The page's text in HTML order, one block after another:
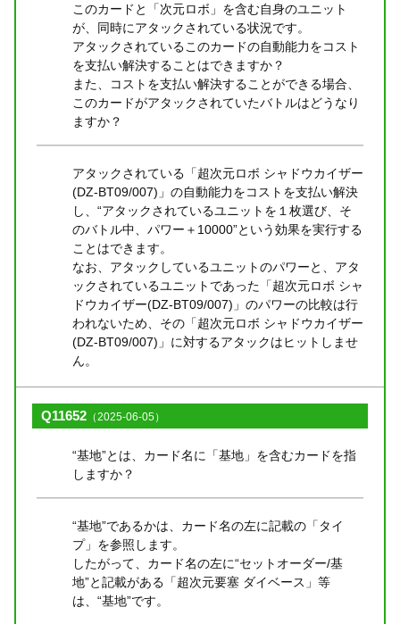
このカードと「次元ロボ」を含む自身のユニット
が、同時にアタックされている状況です。
アタックされているこのカードの自動能力をコスト
を支払い解決することはできますか？
また、コストを支払い解決することができる場合、
このカードがアタックされていたバトルはどうなり
ますか？
アタックされている「超次元ロボ シャドウカイザー
(DZ-BT09/007)」の自動能力をコストを支払い解決
し、“アタックされているユニットを１枚選び、そ
のバトル中、パワー＋10000”という効果を実行する
ことはできます。
なお、アタックしているユニットのパワーと、アタ
ックされているユニットであった「超次元ロボ シャ
ドウカイザー(DZ-BT09/007)」のパワーの比較は行
われないため、その「超次元ロボ シャドウカイザー
(DZ-BT09/007)」に対するアタックはヒットしませ
ん。
Q11652 （2025-06-05）
“基地”とは、カード名に「基地」を含むカードを指
しますか？
“基地”であるかは、カード名の左に記載の「タイ
プ」を参照します。
したがって、カード名の左に“セットオーダー/基
地”と記載がある「超次元要塞 ダイベース」等
は、“基地”です。